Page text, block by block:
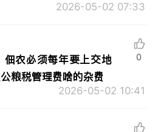
2026-05-02 07:33
农必须每年要上交地
粮税管理费啥的杂费
2026-05-02 10:41
0